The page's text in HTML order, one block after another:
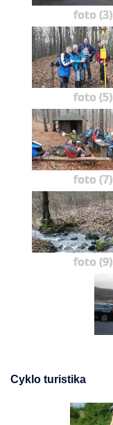
foto (3)
foto (5)
foto (7)
foto (9)
Cyklo turistika